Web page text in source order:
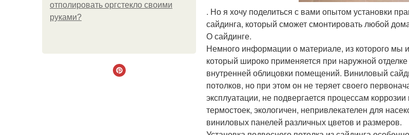
отполировать оргстекло своими
руками?
. Но я хочу поделиться с вами опытом установки
сайдинга, который сможет смонтировать любой
О сайдинге.
Немного информации о материале, из которого мы
который широко применяется при наружной
внутренней облицовки помещений. Виниловый
потолков, но при этом он не теряет своего
эксплуатации, не подвергается процессам
термостоек, экологичен, непривлекателен для
виниловых панелей различных цветов и размеров.